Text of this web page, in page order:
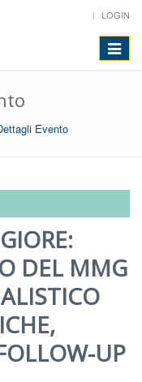
LOGIN
Toggle
Evento
DEL MMG
UP